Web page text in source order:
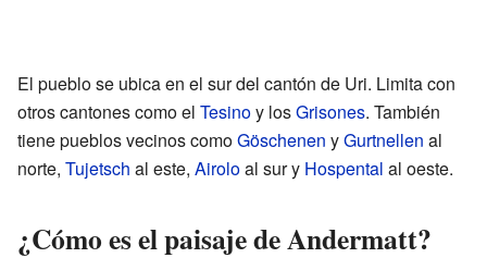
El pueblo se ubica en el sur del cantón de Uri. Limita con
otros cantones como el Tesinoy losGrisones. También
tiene pueblos vecinos comoGöschenen yGurtnellen al
norte, Tujetsch al este, Airoloal sur y Hospental al oeste.
¿Cómo es el paisaje de Andermatt?